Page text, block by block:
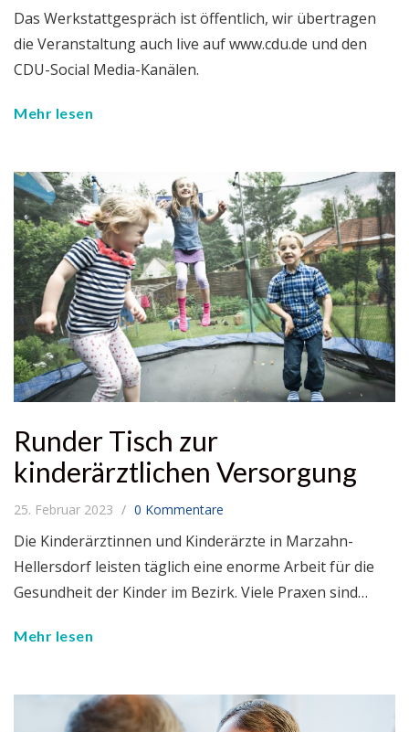
Das Werkstattgespräch ist öffentlich, wir übertragen
die Veranstaltung auch live auf www.cdu.de und den
CDU-Social Media-Kanälen.
Mehr lesen
Runder Tisch zur
kinderärztlichen Versorgung
25. Februar 2023 0 Kommentare
Die Kinderärztinnen und Kinderärzte in Marzahn-
Hellersdorf leisten täglich eine enorme Arbeit für die
Gesundheit der Kinder im Bezirk. Viele Praxen sind…
Mehr lesen